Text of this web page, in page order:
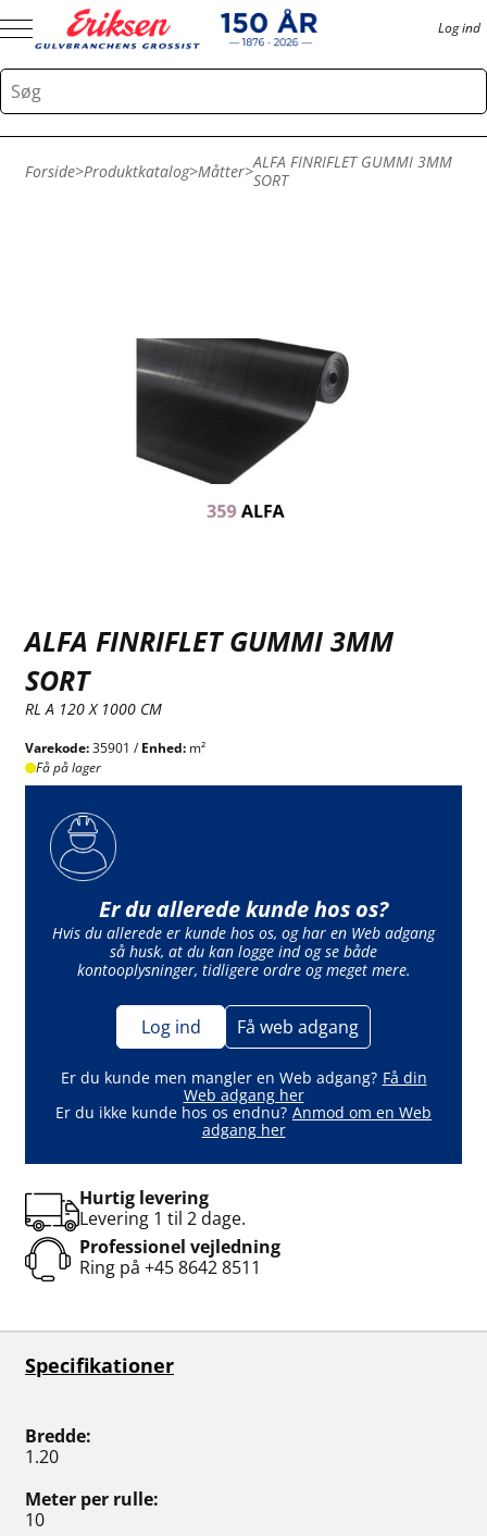
Log ind
Forside>Produktkatalog>Måtter>ALFA FINRIFLET GUMMI 3MM
SORT
ALFA FINRIFLET GUMMI 3MM
SORT
RL A 120 X 1000 CM
Varekode:35901 /Enhed: m²
Få på lager
Er du allerede kunde hos os?
Hvis du allerede er kunde hos os, og har en Web adgang
så husk, at du kan logge ind og se både
kontooplysninger, tidligere ordre og meget mere.
Log ind Få web adgang
Er du kunde men mangler en Web adgang? Få din
Web adgang her
Er du ikke kunde hos os endnu? Anmod om en Web
adgang her
Hurtig levering
Levering 1 til 2 dage.
Professionel vejledning
Ring på +45 8642 8511
Specifikationer
Bredde
1.20
Meter per rulle
10